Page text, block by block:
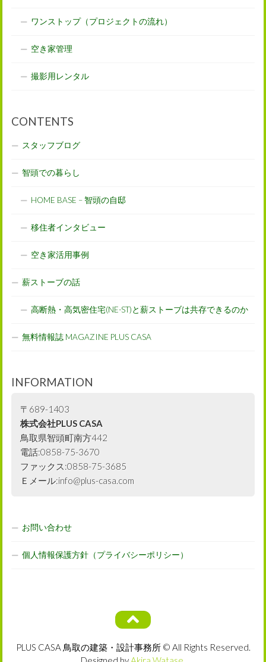
ワンストップ（プロジェクトの流れ）
空き家管理
撮影用レンタル
CONTENTS
スタッフブログ
智頭での暮らし
HOME BASE – 智頭の自邸
移住者インタビュー
空き家活用事例
薪ストーブの話
高断熱・高気密住宅(NE-ST)と薪ストーブは共存できるのか
無料情報誌 MAGAZINE PLUS CASA
INFORMATION
〒689-1403
株式会社PLUS CASA
鳥取県智頭町南方442
電話:0858-75-3670
ファックス:0858-75-3685
Ｅメール:info@plus-casa.com
お問い合わせ
個人情報保護方針（プライバシーポリシー）
PLUS CASA 鳥取の建築・設計事務所 © All Rights Reserved.